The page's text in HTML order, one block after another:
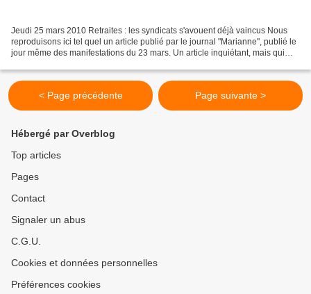
Jeudi 25 mars 2010 Retraites : les syndicats s'avouent déjà vaincus Nous
reproduisons ici tel quel un article publié par le journal "Marianne", publié le
jour même des manifestations du 23 mars. Un article inquiétant, mais qui
< Page précédente Page suivante >
Hébergé par Overblog
Top articles
Pages
Contact
Signaler un abus
C.G.U.
Cookies et données personnelles
Préférences cookies